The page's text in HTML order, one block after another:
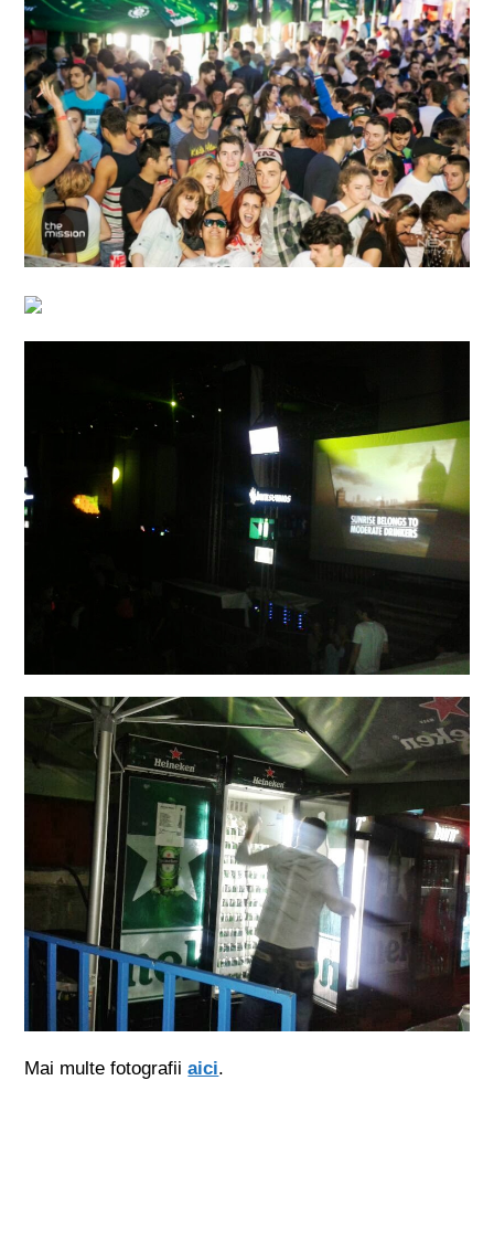
Mai multe fotografiiaici.